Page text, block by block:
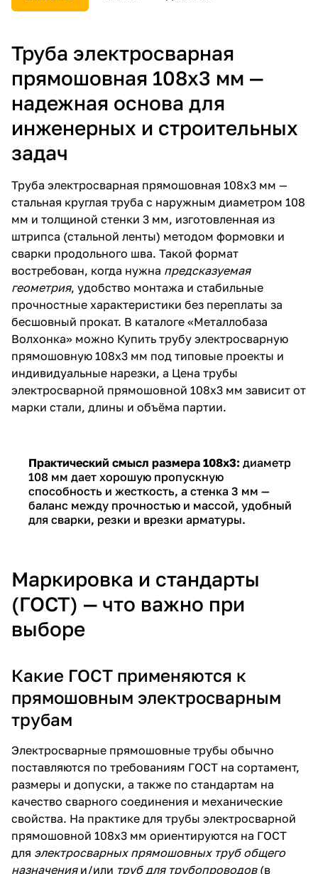
Труба электросварная
прямошовная 108х3 мм —
надежная основа для
инженерных и строительных
задач
Труба электросварная прямошовная 108х3 мм —
стальная круглая труба с наружным диаметром 108
мм и толщиной стенки 3 мм, изготовленная из
штрипса (стальной ленты) методом формовки и
сварки продольного шва. Такой формат
востребован, когда нужна предсказуемая
геометрия, удобство монтажа и стабильные
прочностные характеристики без переплаты за
бесшовный прокат. В каталоге «Металлобаза
Волхонка» можно Купить трубу электросварную
прямошовную 108х3 мм под типовые проекты и
индивидуальные нарезки, а Цена трубы
электросварной прямошовной 108х3 мм зависит от
марки стали, длины и объёма партии.
Практический смысл размера 108х3: диаметр
108 мм дает хорошую пропускную
способность и жесткость, а стенка 3 мм —
баланс между прочностью и массой, удобный
для сварки, резки и врезки арматуры.
Маркировка и стандарты
(ГОСТ) — что важно при
выборе
Какие ГОСТ применяются к
прямошовным электросварным
трубам
Электросварные прямошовные трубы обычно
поставляются по требованиям ГОСТ на сортамент,
размеры и допуски, а также по стандартам на
качество сварного соединения и механические
свойства. На практике для трубы электросварной
прямошовной 108х3 мм ориентируются на ГОСТ
для электросварных прямошовных труб общего
назначенияи/или труб для трубопроводов(в